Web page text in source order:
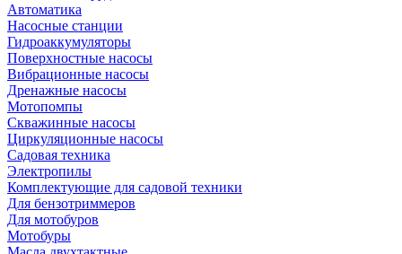
Автоматика
Насосные станции
Гидроаккумуляторы
Поверхностные насосы
Вибрационные насосы
Дренажные насосы
Мотопомпы
Скважинные насосы
Циркуляционные насосы
Садовая техника
Электропилы
Комплектующие для садовой техники
Для бензотриммеров
Для мотобуров
Мотобуры